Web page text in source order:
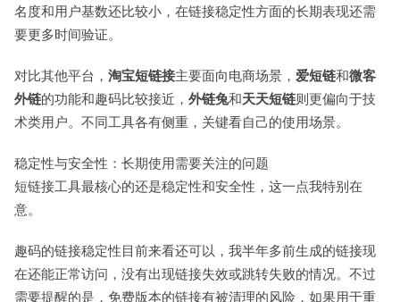
名度和用户基数还比较小，在链接稳定性方面的长期表现还需
要更多时间验证。
对比其他平台， 淘宝短链接主要面向电商场景， 爱短链和微客
外链的功能和趣码比较接近， 外链兔和天天短链则更偏向于技
术类用户。不同工具各有侧重，关键看自己的使用场景。
稳定性与安全性：长期使用需要关注的问题
短链接工具最核心的还是稳定性和安全性，这一点我特别在
意。
趣码的链接稳定性目前来看还可以，我半年多前生成的链接现
在还能正常访问，没有出现链接失效或跳转失败的情况。不过
需要提醒的是，免费版本的链接有被清理的风险，如果用于重